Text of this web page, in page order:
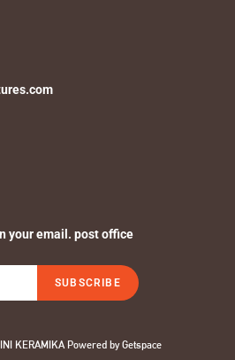
your email. post office
SUBSCRIBE
KERAMIKA Powered byGetspace